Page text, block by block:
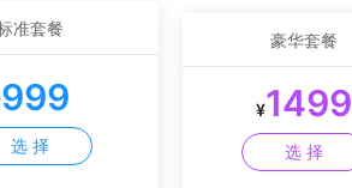
准套餐
999
选 择
豪华套餐
¥1499
选 择